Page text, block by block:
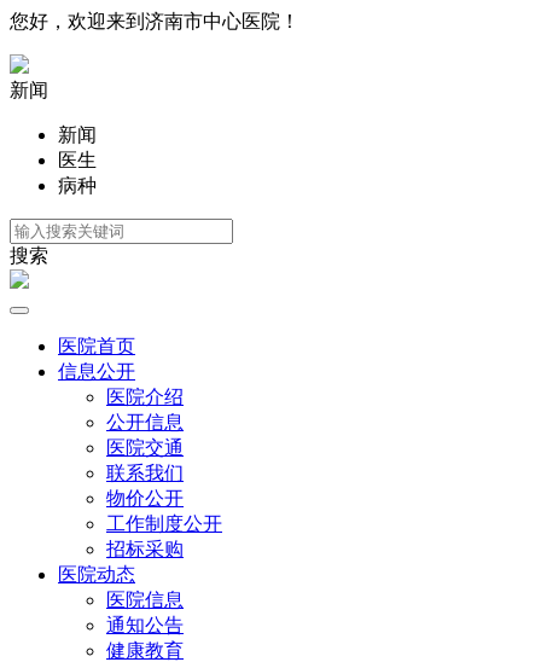
您好，欢迎来到济南市中心医院！
新闻
新闻
医生
病种
搜索
医院首页
信息公开
医院介绍
公开信息
医院交通
联系我们
物价公开
工作制度公开
招标采购
医院动态
医院信息
通知公告
健康教育